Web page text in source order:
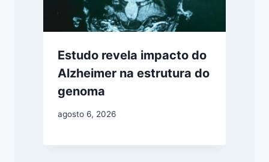
Estudo revela impacto do
Alzheimer na estrutura do
genoma
agosto 6, 2026